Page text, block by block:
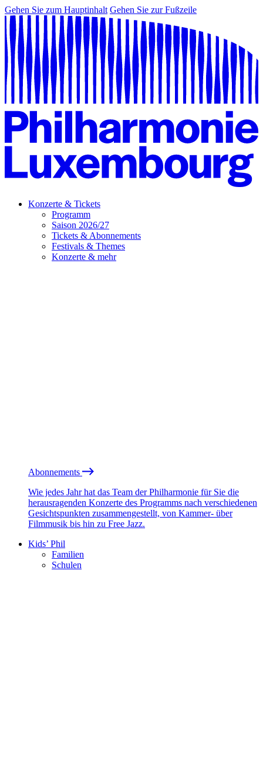
Gehen Sie zum Hauptinhalt Gehen Sie zur Fußzeile
Konzerte & Tickets
Programm
Saison 2026/27
Tickets & Abonnements
Festivals & Themes
Konzerte & mehr
Abonnements
Wie jedes Jahr hat das Team der Philharmonie für Sie die
herausragenden Konzerte des Programms nach verschiedenen
Gesichtspunkten zusammengestellt, von Kammer- über
Filmmusik bis hin zu Free Jazz.
Kids’ Phil
Familien
Schulen